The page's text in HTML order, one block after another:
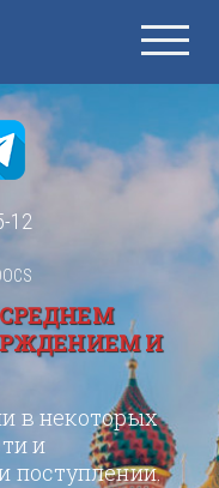
12
И
в некоторых
и
поступлении.